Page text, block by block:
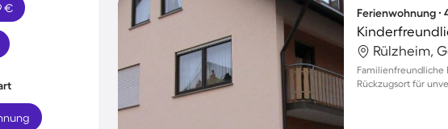
€ Ferienwohnung ∙
Rülzheim,
Familienfreundliche
Rückzugsort für